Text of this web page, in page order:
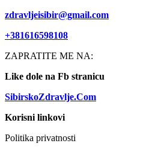
zdravljeisibir@gmail.com
+381616598108
ZAPRATITE ME NA:
Like dole na Fb stranicu
SibirskoZdravlje.Com
Korisni linkovi
Politika privatnosti